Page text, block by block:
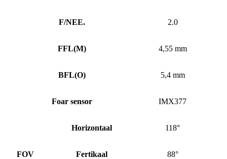
F/NEE. 2.0
FFL(M) 4,55 mm
BFL(O) 5,4 mm
Foar sensor IMX377
FOV
Horizontaal 118°
Fertikaal 88°